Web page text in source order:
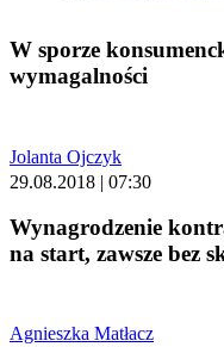
W sporze
wymagalności
Jolanta Ojczyk
29.08.2018 | 07:30
Wynagrodzenie
na start, zawsze bez
Agnieszka Matłacz